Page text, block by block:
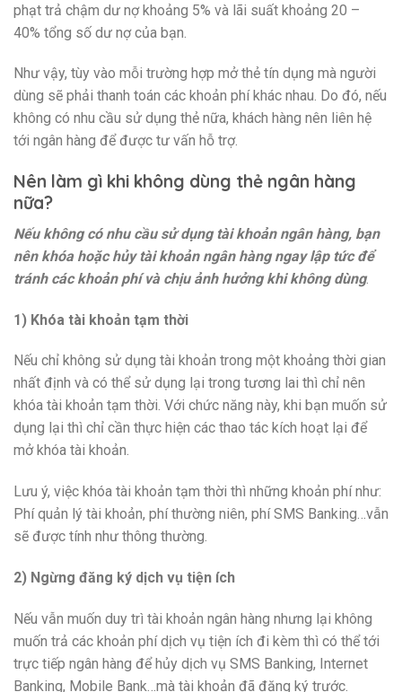
phạt trả chậm dư nợ khoảng 5% và lãi suất khoảng 20 –
40% tổng số dư nợ của bạn.
Như vậy, tùy vào mỗi trường hợp mở thẻ tín dụng mà người
dùng sẽ phải thanh toán các khoản phí khác nhau. Do đó, nếu
không có nhu cầu sử dụng thẻ nữa, khách hàng nên liên hệ
tới ngân hàng để được tư vấn hỗ trợ.
Nên làm gì khi không dùng thẻ ngân hàng
nữa?
Nếu không có nhu cầu sử dụng tài khoản ngân hàng, bạn
nên khóa hoặc hủy tài khoản ngân hàng ngay lập tức để
tránh các khoản phí và chịu ảnh hưởng khi không dùng.
1) Khóa tài khoản tạm thời
Nếu chỉ không sử dụng tài khoản trong một khoảng thời gian
nhất định và có thể sử dụng lại trong tương lai thì chỉ nên
khóa tài khoản tạm thời. Với chức năng này, khi bạn muốn sử
dụng lại thì chỉ cần thực hiện các thao tác kích hoạt lại để
mở khóa tài khoản.
Lưu ý, việc khóa tài khoản tạm thời thì những khoản phí như:
Phí quản lý tài khoản, phí thường niên, phí SMS Banking…vẫn
sẽ được tính như thông thường.
2) Ngừng đăng ký dịch vụ tiện ích
Nếu vẫn muốn duy trì tài khoản ngân hàng nhưng lại không
muốn trả các khoản phí dịch vụ tiện ích đi kèm thì có thể tới
trực tiếp ngân hàng để hủy dịch vụ SMS Banking, Internet
Banking, Mobile Bank…mà tài khoản đã đăng ký trước.